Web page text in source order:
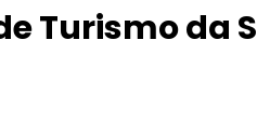
Turismo da